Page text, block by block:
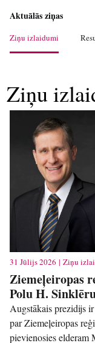
Aktuālās ziņas
Ziņu izlaidumi
Ziņu
31 Jūlijs 2026 | Ziņu
Ziemeļeiropas
Polu H.
Augstākais prezidijs
par Ziemeļeiropas
pievienosies